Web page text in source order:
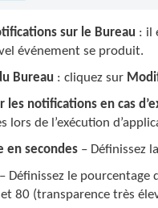
sur le Bureau : il
événement se produit.
Bureau : cliquez sur
les notifications en cas
lors de l’exécution
en secondes – Définissez
– Définissez le pourcentage
80 (transparence très